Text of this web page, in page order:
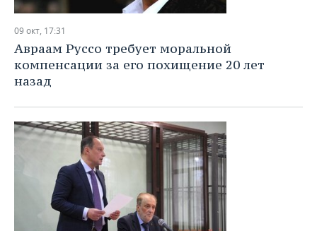
09 окт, 17:31
Авраам Руссо требует моральной
компенсации за его похищение 20 лет
назад